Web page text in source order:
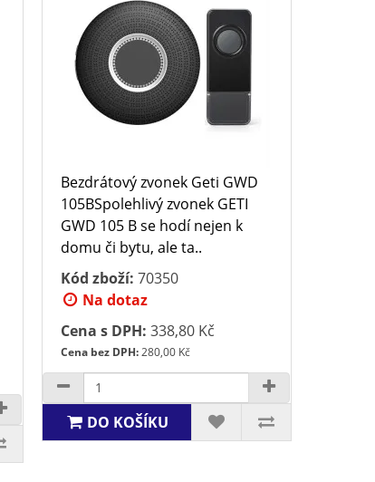
Bezdrátový zvonek Geti GWD
105BSpolehlivý zvonek GETI
GWD 105 B se hodí nejen k
domu či bytu, ale ta..
Kód zboží: 70350
Na dotaz
Cena s DPH: 338,80 Kč
Cena bez DPH:280,00 Kč
DO KOŠÍKU